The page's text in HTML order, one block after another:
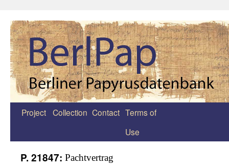
Zum
Project Collection Contact Terms of
Use
P. 21847: Pachtvertrag